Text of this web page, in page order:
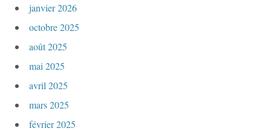
o
n
a
i
janvier 2026
octobre 2025
août 2025
mai 2025
avril 2025
mars 2025
février 2025